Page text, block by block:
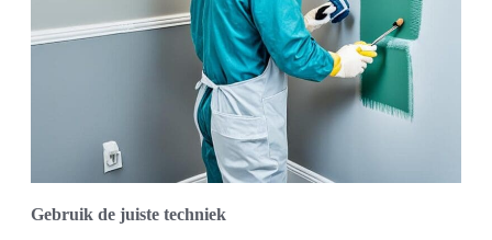
Gebruik de juiste techniek